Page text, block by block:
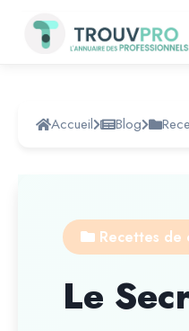
Accueil Blog
Recettes de
Le